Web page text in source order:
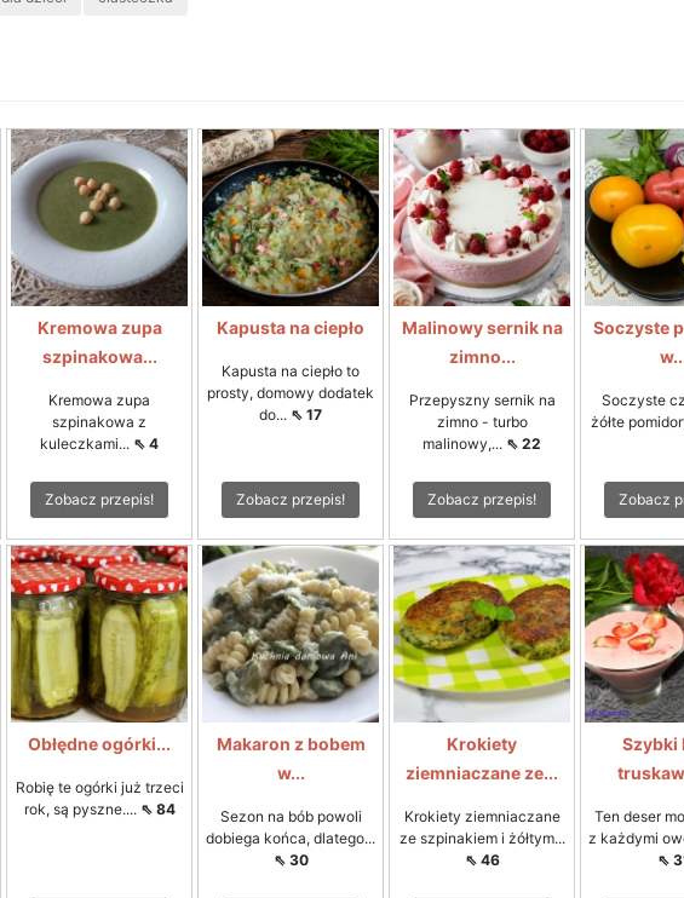
Kremowa zupa
szpinakowa...
Kremowa zupa
szpinakowa z
kuleczkami... ⇖ 4
Zobacz przepis!
Kapusta na ciepło
Kapusta na ciepło to
prosty, domowy dodatek
do... ⇖ 17
Zobacz przepis!
Malinowy sernik na
zimno...
Przepyszny sernik na
zimno - turbo
malinowy,... ⇖ 22
Zobacz przepis!
Soczyste
Soczyste
żółte
Zobacz
Obłędne ogórki...
Robię te ogórki już trzeci
rok, są pyszne.... ⇖ 84
Makaron z bobem
w...
Sezon na bób powoli
dobiega końca, dlatego...
⇖ 30
Krokiety
ziemniaczane ze...
Krokiety ziemniaczane
ze szpinakiem i żółtym...
⇖ 46
Szybki
Ten deser
z każdymi
⇖